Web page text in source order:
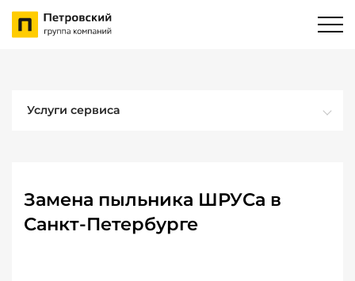
Услуги сервиса
Замена пыльника ШРУСа в
Санкт-Петербурге